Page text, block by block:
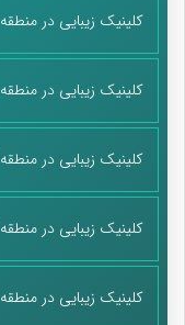
کلینیک زیبایی در منطقه 14
کلینیک زیبایی در منطقه 15
کلینیک زیبایی در منطقه 16
کلینیک زیبایی در منطقه 17
کلینیک زیبایی در منطقه 18